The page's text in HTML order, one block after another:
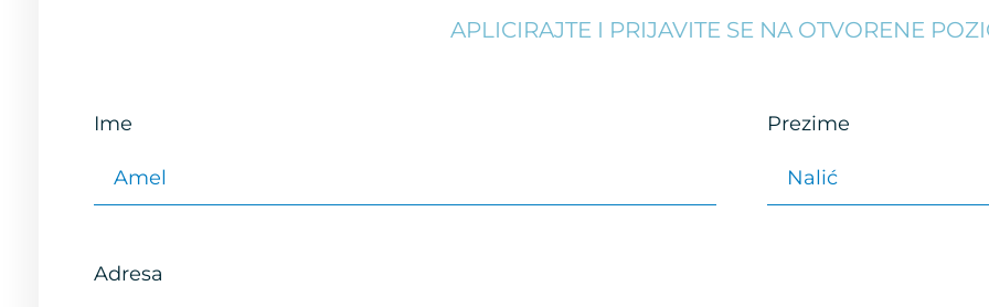
APLICIRAJTE I PRIJAVITE SE NA OTVORENE
Ime Prezime
Adresa